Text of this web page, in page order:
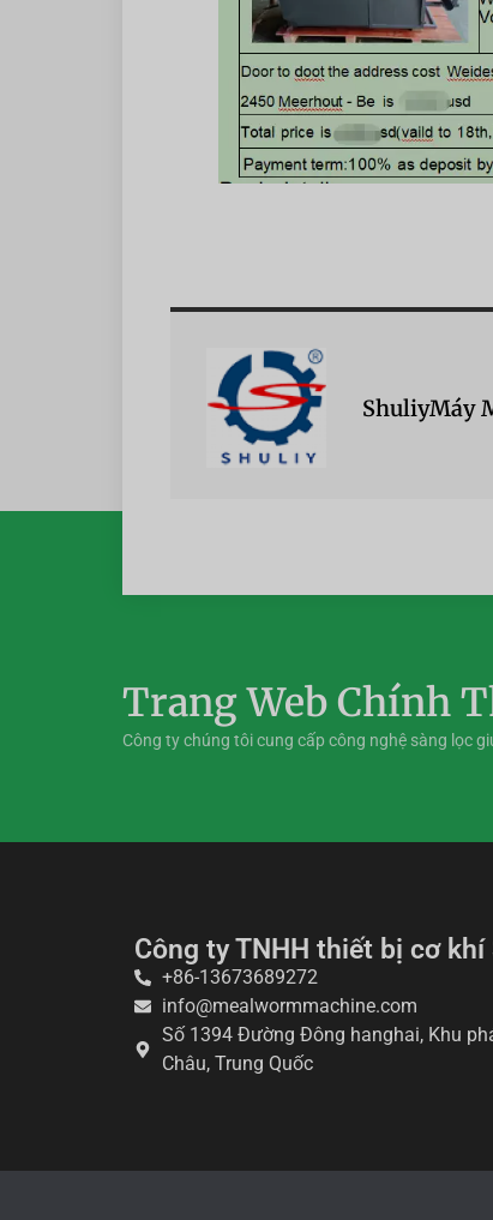
ShuliyMáy
Trang Web Chính
Công ty chúng tôi cung cấp công nghệ sàng lọc
Công ty TNHH thiết bị cơ
+86-13673689272
info@mealwormmachine.com
Số 1394 Đường Đông hanghai, Khu
Châu, Trung Quốc